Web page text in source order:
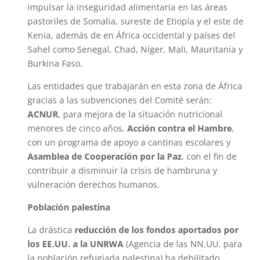
impulsar la inseguridad alimentaria en las áreas
pastoriles de Somalia, sureste de Etiopía y el este de
Kenia, además de en África occidental y países del
Sahel como Senegal, Chad, Níger, Mali, Mauritania y
Burkina Faso.
Las entidades que trabajarán en esta zona de África
gracias a las subvenciones del Comité serán:
ACNUR, para mejora de la situación nutricional
menores de cinco años, Acción contra el Hambre,
con un programa de apoyo a cantinas escolares y
Asamblea de Cooperación por la Paz, con el fin de
contribuir a disminuir la crisis de hambruna y
vulneración derechos humanos.
Población palestina
La drástica reducción de los fondos aportados por
los EE.UU. a la UNRWA(Agencia de las NN.UU. para